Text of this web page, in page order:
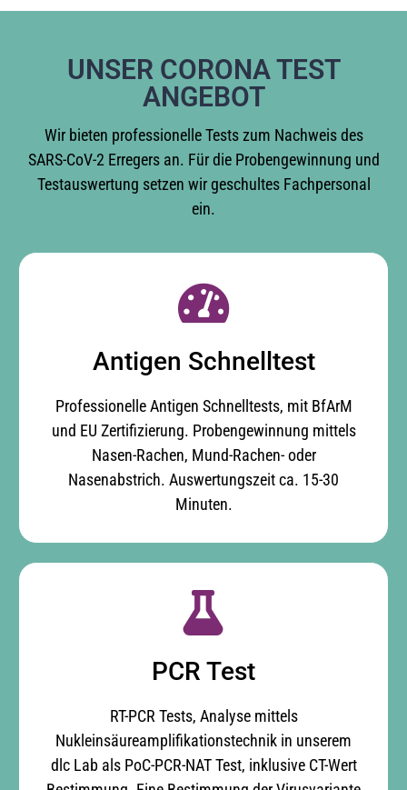
UNSER CORONA TEST
ANGEBOT
Wir bieten professionelle Tests zum Nachweis des
SARS-CoV-2 Erregers an. Für die Probengewinnung und
Testauswertung setzen wir geschultes Fachpersonal
ein.
Antigen Schnelltest
Professionelle Antigen Schnelltests, mit BfArM
und EU Zertifizierung. Probengewinnung mittels
Nasen-Rachen, Mund-Rachen- oder
Nasenabstrich. Auswertungszeit ca. 15-30
Minuten.
PCR Test
RT-PCR Tests, Analyse mittels
Nukleinsäureamplifikationstechnik in unserem
dlc Lab als PoC-PCR-NAT Test, inklusive CT-Wert